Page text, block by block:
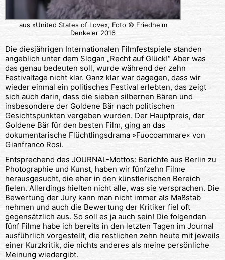
aus »United States of Love«, Foto © Friedhelm
Denkeler 2016
Die diesjährigen Internationalen Filmfestspiele standen
angeblich unter dem Slogan „Recht auf Glück!“ Aber was
das genau bedeuten soll, wurde während der zehn
Festivaltage nicht klar. Ganz klar war dagegen, dass wir
wieder einmal ein politisches Festival erlebten, das zeigt
sich auch darin, dass die sieben silbernen Bären und
insbesondere der Goldene Bär nach politischen
Gesichtspunkten vergeben wurden. Der Hauptpreis, der
Goldene Bär für den besten Film, ging an das
dokumentarische Flüchtlingsdrama »Fuocoammare« von
Gianfranco Rosi.
Entsprechend des JOURNAL-Mottos: Berichte aus Berlin zu
Photographie und Kunst, haben wir fünfzehn Filme
herausgesucht, die eher in den künstlerischen Bereich
fielen. Allerdings hielten nicht alle, was sie versprachen. Die
Bewertung der Jury kann man nicht immer als Maßstab
nehmen und auch die Bewertung der Kritiker fiel oft
gegensätzlich aus. So soll es ja auch sein! Die folgenden
fünf Filme habe ich bereits in den letzten Tagen im Journal
ausführlich vorgestellt, die restlichen zehn heute mit jeweils
einer Kurzkritik, die nichts anderes als meine persönliche
Meinung wiedergibt.